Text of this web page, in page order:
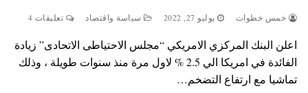
خمس خطوات يوليو 27, 2022 سياسة واقتصاد تعليقات 4
اعلن البنك المركزي الامريكي “مجلس الاحتياطى الاتحادى” زيادة
الفائدة في امريكا الي 2.5 % لاول مرة منذ سنوات طويلة ، وذلك
تماشيا مع ارتفاع التضخم…